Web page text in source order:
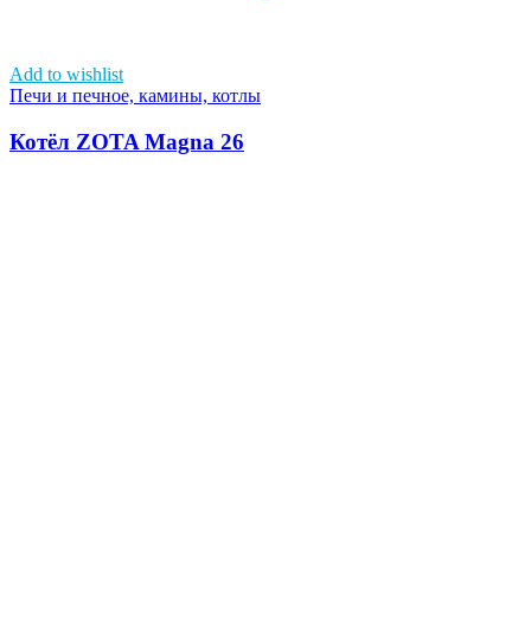
Add to wishlist
Печи и печное, камины, котлы
Котёл ZOTA Magna 26